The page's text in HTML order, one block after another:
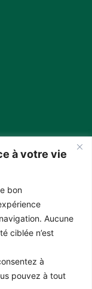
à votre vie
bon
Aucune
ciblée n’est
à
pouvez à tout
alimentation variée.
essentiels. Respectez
les hors de portée des
femmes enceintes ou
de consommer des
un médecin. Pour des
médicales sur leurs